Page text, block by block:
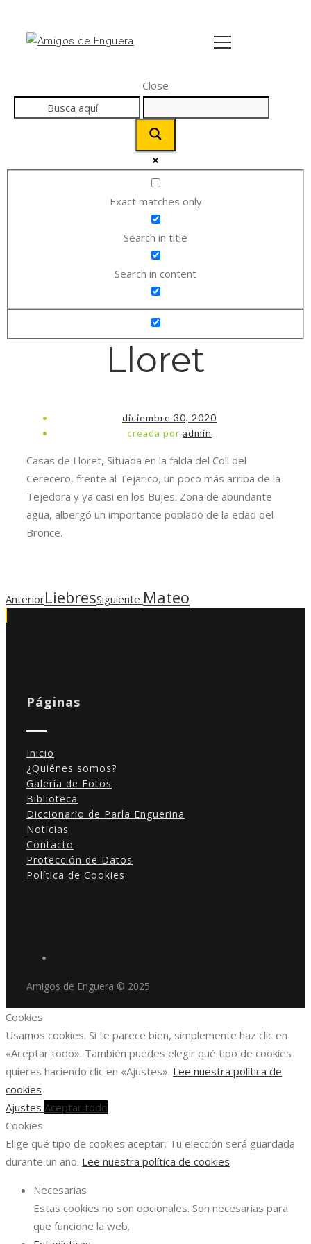
Close
Exact matches only
Search in title
Search in content
Lloret
diciembre 30, 2020
creada por admin
Casas de Lloret, Situada en la falda del Coll del
Cerecero, frente al Tejarico, un poco más arriba de la
Tejedora y ya casi en los Bujes. Zona de abundante
agua, albergó un importante poblado de la edad del
Bronce.
AnteriorLiebresSiguiente Mateo
Páginas
Inicio
¿Quiénes somos?
Galería de Fotos
Biblioteca
Diccionario de Parla Enguerina
Noticias
Contacto
Protección de Datos
Política de Cookies
Amigos de Enguera © 2025
Cookies
Usamos cookies. Si te parece bien, simplemente haz clic en
«Aceptar todo». También puedes elegir qué tipo de cookies
quieres haciendo clic en «Ajustes». Lee nuestra política de
cookies
Ajustes Aceptar todo
Cookies
Elige qué tipo de cookies aceptar. Tu elección será guardada
durante un año. Lee nuestra política de cookies
Necesarias
Estas cookies no son opcionales. Son necesarias para
que funcione la web.